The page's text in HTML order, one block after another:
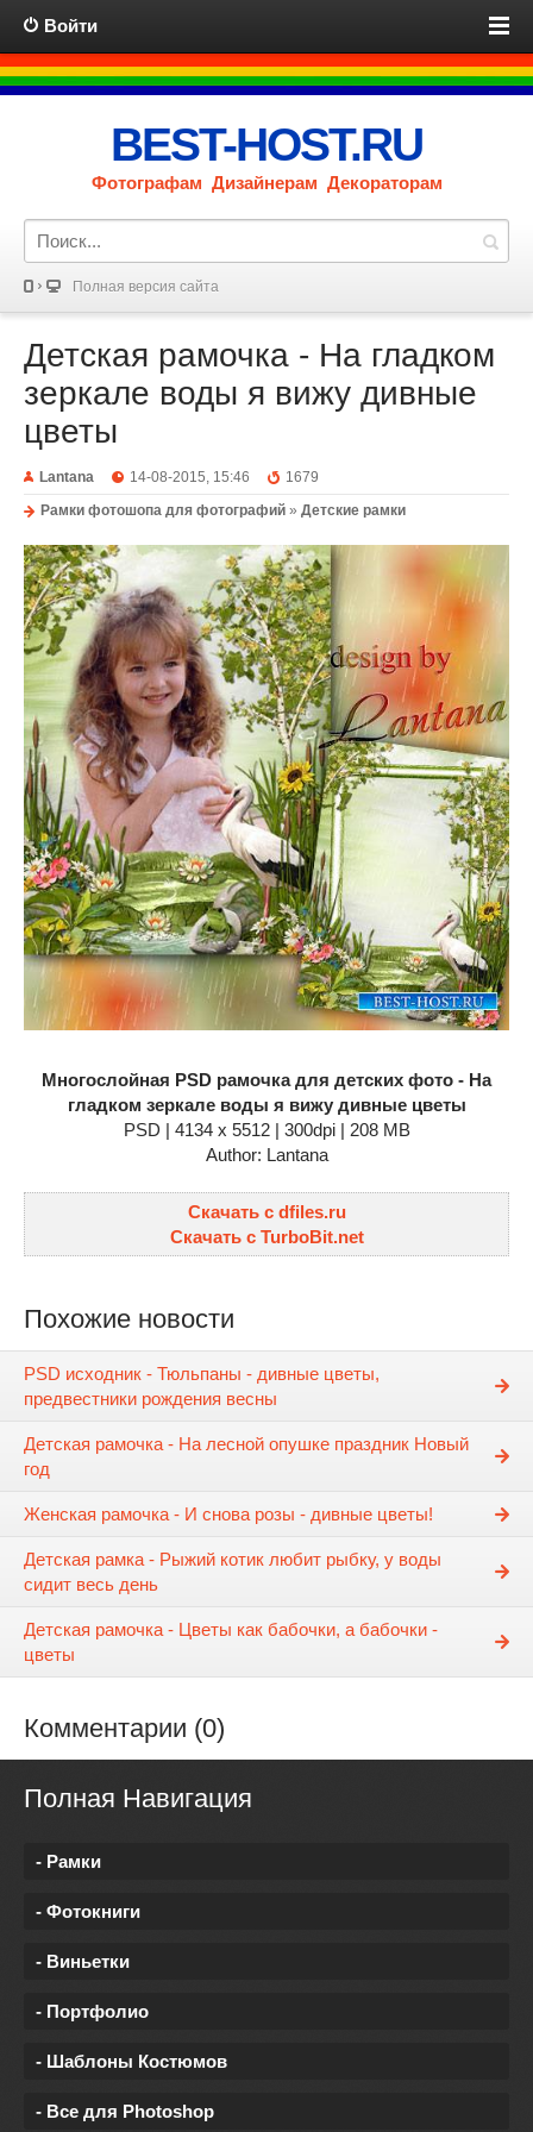
Войти
BEST-HOST.RU
Фотографам Дизайнерам Декораторам
Полная версия сайта
Детская рамочка - На гладком
зеркале воды я вижу дивные
цветы
Lantana 14-08-2015, 15:46
1679
Рамки фотошопа для фотографий » Детские рамки
Многослойная PSD рамочка для детских фото - На
гладком зеркале воды я вижу дивные цветы
PSD | 4134 x 5512 | 300dpi | 208 MB
Author: Lantana
Скачать с dfiles.ru
Скачать с TurboBit.net
Похожие новости
PSD исходник - Тюльпаны - дивные цветы,
предвестники рождения весны
Детская рамочка - На лесной опушке праздник Новый
год
Женская рамочка - И снова розы - дивные цветы!
Детская рамка - Рыжий котик любит рыбку, у воды
сидит весь день
Детская рамочка - Цветы как бабочки, а бабочки -
цветы
Комментарии (0)
Полная Навигация
- Рамки
- Фотокниги
- Виньетки
- Портфолио
- Шаблоны Костюмов
- Все для Photoshop